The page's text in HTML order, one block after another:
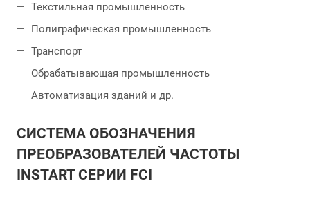
Текстильная промышленность
Полиграфическая промышленность
Транспорт
Обрабатывающая промышленность
Автоматизация зданий и др.
СИСТЕМА ОБОЗНАЧЕНИЯ
ПРЕОБРАЗОВАТЕЛЕЙ ЧАСТОТЫ
INSTART СЕРИИ FCI